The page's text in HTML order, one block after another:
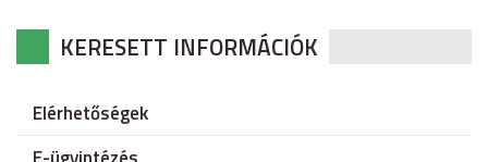
KERESETT INFORMÁCIÓK
Elérhetőségek